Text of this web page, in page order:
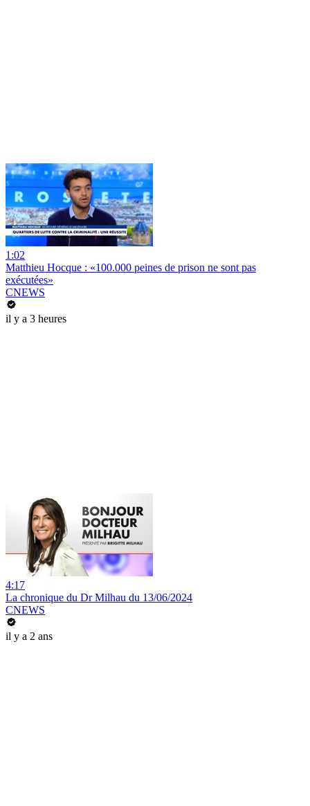
1:02
Matthieu Hocque : «100.000 peines de prison ne sont pas
exécutées»
CNEWS
il y a 3 heures
4:17
La chronique du Dr Milhau du 13/06/2024
CNEWS
il y a 2 ans